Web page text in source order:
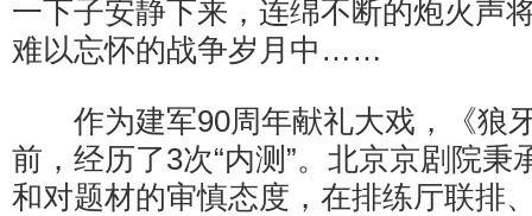
一下子安静下来，连绵不断的炮火声
难以忘怀的战争岁月中……
作为建军90周年献礼大戏，《狼
前，经历了3次“内测”。北京京剧院秉
和对题材的审慎态度，在排练厅联排